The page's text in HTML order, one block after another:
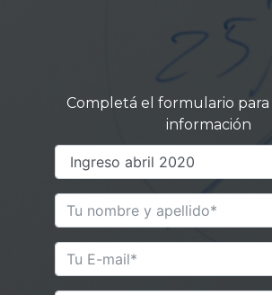
Completá el formulario para
información